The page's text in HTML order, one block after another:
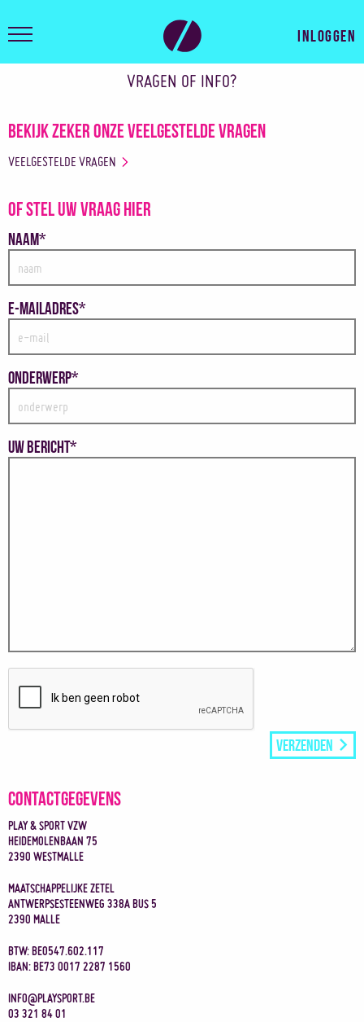
Inloggen
VRAGEN OF INFO?
Bekijk zeker onze veelgestelde vragen
VEELGESTELDE VRAGEN
Of stel uw vraag hier
Naam*
E-mailadres*
Onderwerp*
Uw bericht*
Verzenden
Contactgegevens
PLAY & SPORT VZW
HEIDEMOLENBAAN 75
2390 WESTMALLE
MAATSCHAPPELIJKE ZETEL
ANTWERPSESTEENWEG 338A BUS 5
2390 MALLE
BTW:BE0547.602.117
IBAN:BE73 0017 2287 1560
03 321 84 01